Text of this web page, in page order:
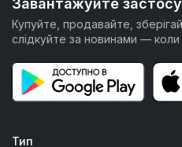
Завантажуйте
Купуйте, продавайте,
слідкуйте за новинами — коли
Тип